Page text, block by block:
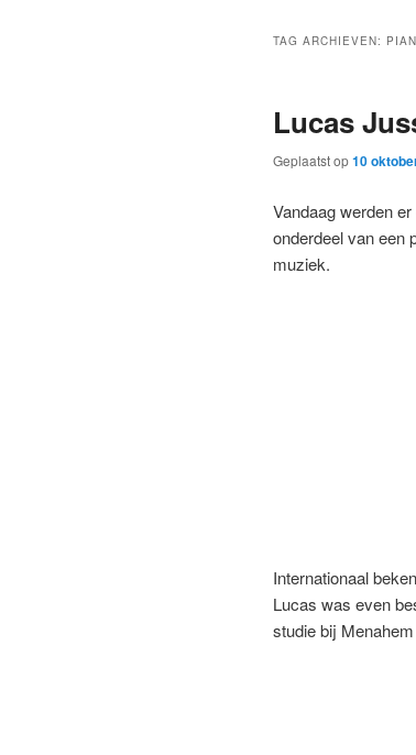
primaire
secundaire
TAG ARCHIEVEN:
Lucas
Geplaatst op10
Vandaag werden
onderdeel van een
muziek.
Internationaal
Lucas was even
studie bij